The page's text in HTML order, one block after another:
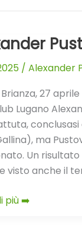
/ Alexander
27
Lugano
conclusasi
ma
Un
visto anche il
più ➡️